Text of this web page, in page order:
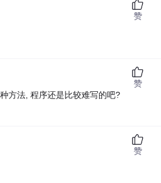
赞
方法, 程序还是比较难写的吧?
赞
赞